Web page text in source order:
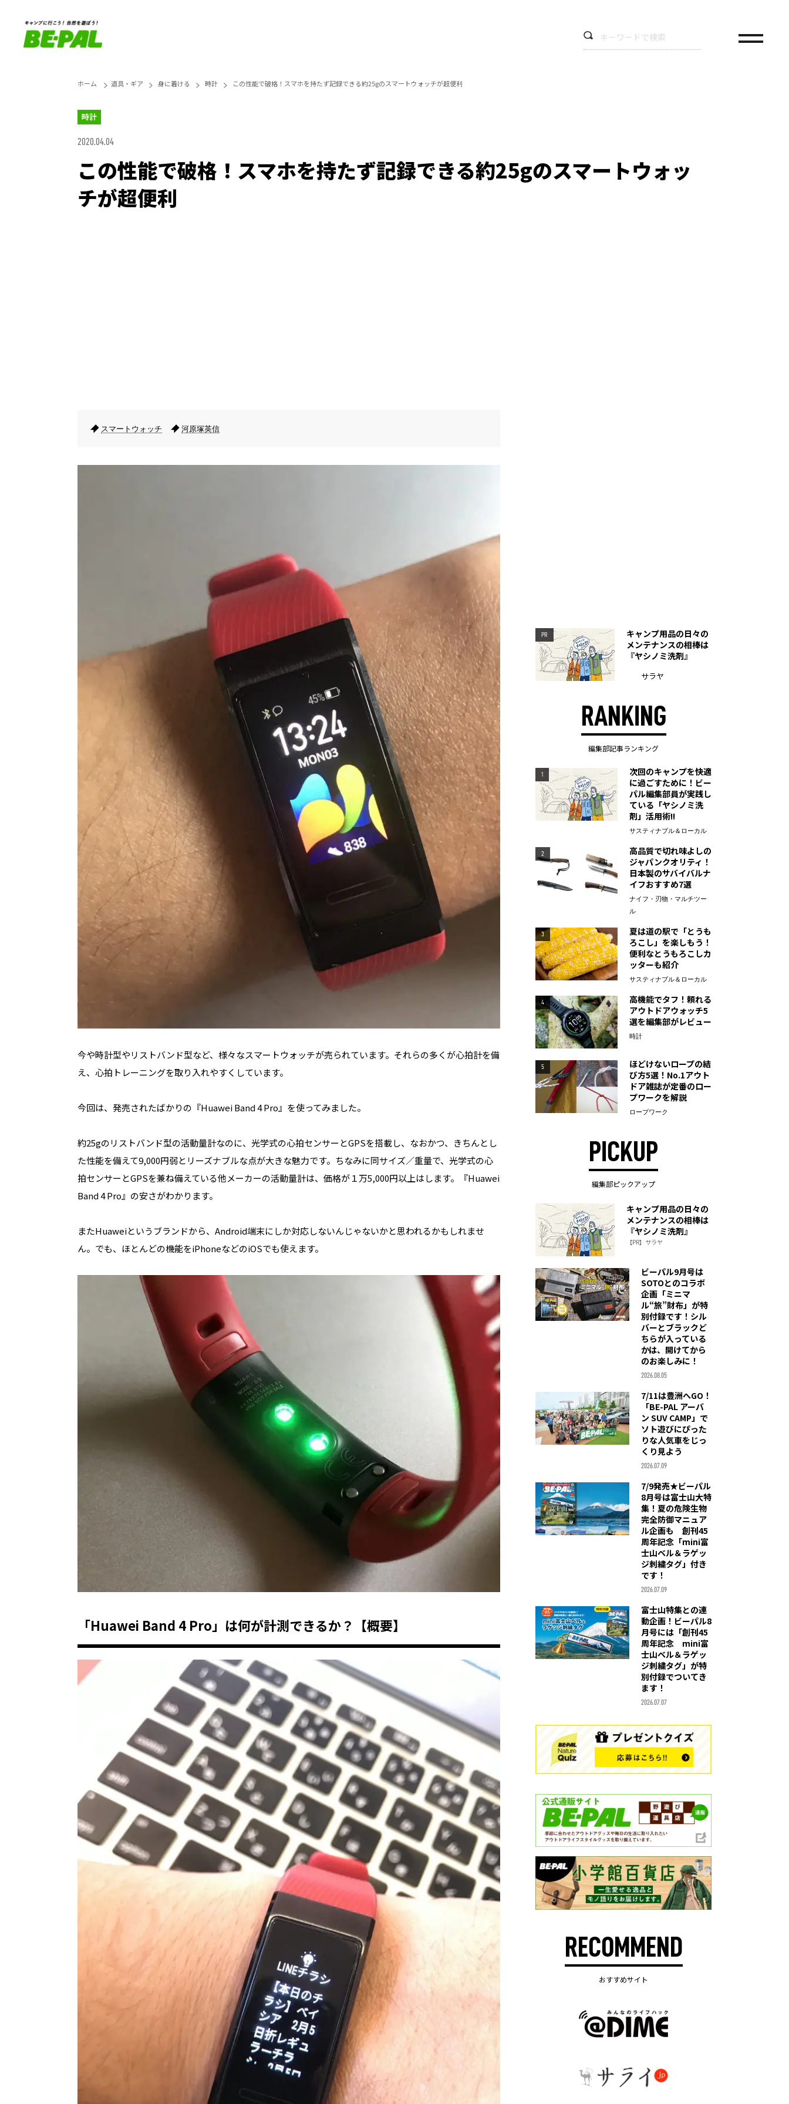
ホーム 道具・ギア 身に着ける 時計 この性能で破格！スマホを持たず記録できる約25gのスマートウォッチが超便利
時計
2020.04.04
この性能で破格！スマホを持たず記録できる約25gのスマートウォッ
チが超便利
スマートウォッチ 河原塚英信
今や時計型やリストバンド型など、様々なスマートウォッチが売られています。それらの多くが心拍計を備
え、心拍トレーニングを取り入れやすくしています。
今回は、発売されたばかりの『Huawei Band 4 Pro』 を使ってみました。
約25gのリストバンド型の活動量計なのに、光学式の心拍センサーとGPSを搭載し、なおかつ、きちんとし
た性能を備えて9,000円弱とリーズナブルな点が大きな魅力です。ちなみに同サイズ／重量で、光学式の心
拍センサーとGPSを兼ね備えている他メーカーの活動量計は、価格が１万5,000円以上はします。『Huawei
Band 4 Pro』 の安さがわかります。
またHuaweiというブランドから、 Android端末にしか対応しないんじゃないかと思われるかもしれませ
ん。でも、ほとんどの機能をiPhoneなどのiOSでも使えます。
「Huawei Band 4 Pro」は何が計測できるか？【概要】
PR
キャンプ用品の日々の
メンテナンスの相棒は
『ヤシノミ洗剤』
サラヤ
RANKING
編集部記事ランキング
1
次回のキャンプを快適
に過ごすために！ビー
パル編集部員が実践し
ている「ヤシノミ洗
剤」活用術!!
サスティナブル＆ローカル
2
高品質で切れ味よしの
ジャパンクオリティ！
日本製のサバイバルナ
イフおすすめ7選
ナイフ・刃物・マルチツー
ル
3
夏は道の駅で「とうも
ろこし」を楽しもう！
便利なとうもろこしカ
ッターも紹介
サスティナブル＆ローカル
4
高機能でタフ！頼れる
アウトドアウォッチ5
選を編集部がレビュー
時計
5
ほどけないロープの結
び方5選！No.1アウト
ドア雑誌が定番のロー
プワークを解説
ロープワーク
PICKUP
編集部ピックアップ
キャンプ用品の日々の
メンテナンスの相棒は
『ヤシノミ洗剤』
【PR】サラヤ
ビーパル9月号は
SOTOとのコラボ
企画「ミニマ
ル“旅”財布」が特
別付録です！シル
バーとブラックど
ちらが入っている
かは、開けてから
のお楽しみに！
2026.08.05
7/11は豊洲へGO！
「BE-PAL アーバ
ン SUV CAMP」で
ソト遊びにぴった
りな人気車をじっ
くり見よう
2026.07.09
7/9発売★ビーパル
8月号は富士山大特
集！夏の危険生物
完全防御マニュア
ル企画も 創刊45
周年記念「mini富
士山ベル＆ラゲッ
ジ刺繍タグ」付き
です！
2026.07.09
富士山特集との連
動企画！ビーパル8
月号には「創刊45
周年記念 mini富
士山ベル＆ラゲッ
ジ刺繍タグ」が特
別付録でついてき
ます！
2026.07.07
RECOMMEND
おすすめサイト